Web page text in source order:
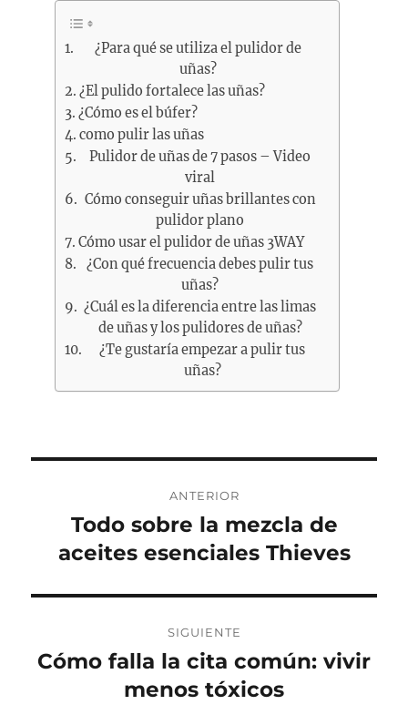
¿Para qué se utiliza el pulidor de
uñas?
¿El pulido fortalece las uñas?
¿Cómo es el búfer?
como pulir las uñas
Pulidor de uñas de 7 pasos – Video
viral
Cómo conseguir uñas brillantes con
pulidor plano
Cómo usar el pulidor de uñas 3WAY
¿Con qué frecuencia debes pulir tus
uñas?
¿Cuál es la diferencia entre las limas
de uñas y los pulidores de uñas?
¿Te gustaría empezar a pulir tus
uñas?
entradas
ANTERIOR
Entrada
anterior:
Todo sobre la mezcla de
aceites esenciales Thieves
SIGUIENTE
Entrada
Cómo falla la cita común: vivir
menos tóxicos